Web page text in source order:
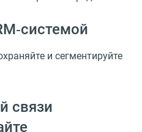
и сегментируйте
связи